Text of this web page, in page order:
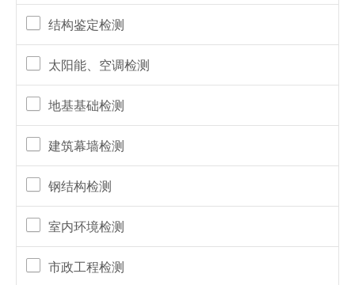
结构鉴定检测
太阳能、空调检测
地基基础检测
建筑幕墙检测
钢结构检测
室内环境检测
市政工程检测